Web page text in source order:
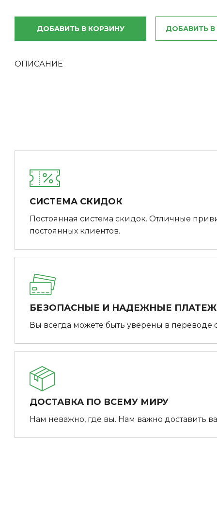
ДОБАВИТЬ В КОРЗИНУ ДОБАВИТЬ
ОПИСАНИЕ
СИСТЕМА СКИДОК
Постоянная система скидок. Отличные
постоянных клиентов.
БЕЗОПАСНЫЕ И НАДЕЖНЫЕ
Вы всегда можете быть уверены в переводе
ДОСТАВКА ПО ВСЕМУ МИРУ
Нам неважно, где вы. Нам важно доставить